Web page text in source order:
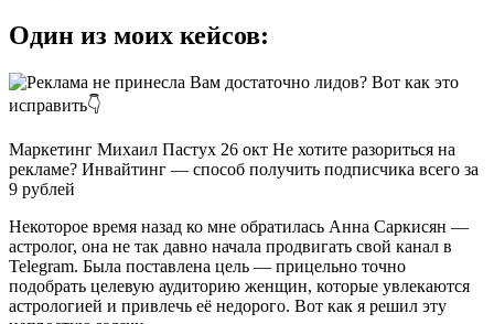
Один из моих кейсов:
Маркетинг Михаил Пастух 26 окт Не хотите разориться на
рекламе? Инвайтинг — способ получить подписчика всего за
9 рублей
Некоторое время назад ко мне обратилась Анна Саркисян —
астролог, она не так давно начала продвигать свой канал в
Telegram. Была поставлена цель — прицельно точно
подобрать целевую аудиторию женщин, которые увлекаются
астрологией и привлечь её недорого. Вот как я решил эту